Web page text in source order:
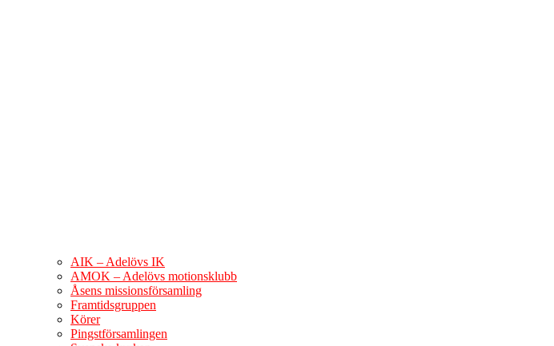
AIK – Adelövs IK
AMOK – Adelövs motionsklubb
Åsens missionsförsamling
Framtidsgruppen
Körer
Pingstförsamlingen